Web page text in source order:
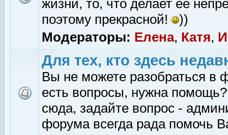
жизни, то, что делает ее
поэтому прекрасной!
))
Модераторы: Елена, Катя,
Для тех, кто здесь
Вы не можете разобраться в
есть вопросы, нужна помощь?
сюда, задайте вопрос -
форума всегда рада помочь